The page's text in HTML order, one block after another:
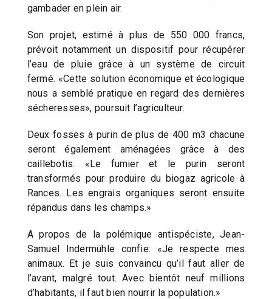
gambader en plein air.
Son projet, estimé à plus de 550 000 francs,
prévoit notamment un dispositif pour récupérer
l’eau de pluie grâce à un système de circuit
fermé. «Cette solution économique et écologique
nous a semblé pratique en regard des dernières
sécheresses», poursuit l’agriculteur.
Deux fosses à purin de plus de 400 m3 chacune
seront également aménagées grâce à des
caillebotis. «Le fumier et le purin seront
transformés pour produire du biogaz agricole à
Rances. Les engrais organiques seront ensuite
répandus dans les champs.»
A propos de la polémique antispéciste, Jean-
Samuel Indermühle confie: «Je respecte mes
animaux. Et je suis convaincu qu’il faut aller de
l’avant, malgré tout. Avec bientôt neuf millions
d’habitants, il faut bien nourrir la population.»